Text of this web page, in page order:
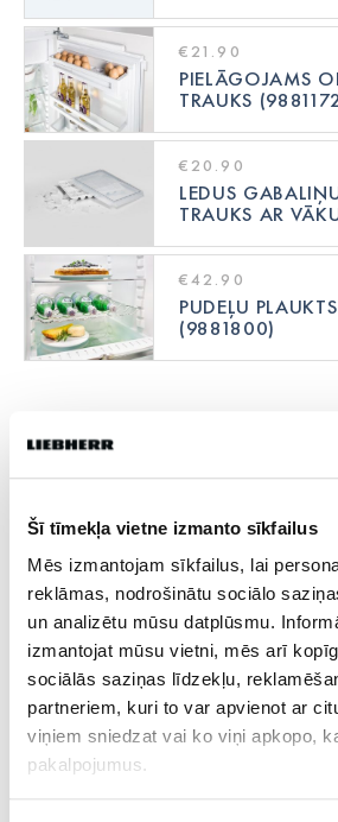
Šī tīmekļa vietne izmanto sīkfailus
Mēs izmantojam sīkfailus, lai
reklāmas, nodrošinātu sociālo
un analizētu mūsu datplūsmu.
izmantojat mūsu vietni, mēs arī
sociālās saziņas līdzekļu,
partneriem, kuri to var apvienot ar
viņiem sniedzat vai ko viņi apkopo,
pakalpojumus.
€21.90
PIELĀGOJAMS
TRAUKS
€20.90
LEDUS
TRAUKS AR
€42.90
PUDEĻU PLAUKTS
(9881800)
Cena bez PVN
Kopā
Aizpildiet formas laukus un mēs ar
Vārds*